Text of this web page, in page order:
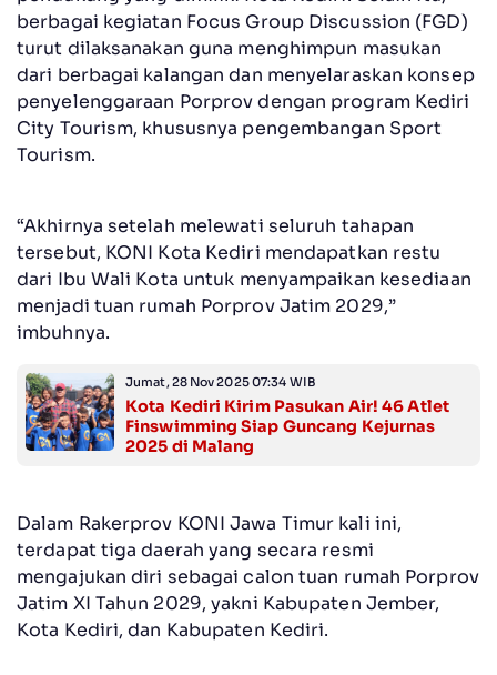
berbagai kegiatan Focus Group Discussion (FGD)
turut dilaksanakan guna menghimpun masukan
dari berbagai kalangan dan menyelaraskan konsep
penyelenggaraan Porprov dengan program Kediri
City Tourism, khususnya pengembangan Sport
Tourism.
“Akhirnya setelah melewati seluruh tahapan
tersebut, KONI Kota Kediri mendapatkan restu
dari Ibu Wali Kota untuk menyampaikan kesediaan
menjadi tuan rumah Porprov Jatim 2029,”
imbuhnya.
Jumat, 28 Nov 2025 07:34 WIB
Kota Kediri Kirim Pasukan Air! 46 Atlet
Finswimming Siap Guncang Kejurnas
2025 di Malang
Dalam Rakerprov KONI Jawa Timur kali ini,
terdapat tiga daerah yang secara resmi
mengajukan diri sebagai calon tuan rumah Porprov
Jatim XI Tahun 2029, yakni Kabupaten Jember,
Kota Kediri, dan Kabupaten Kediri.